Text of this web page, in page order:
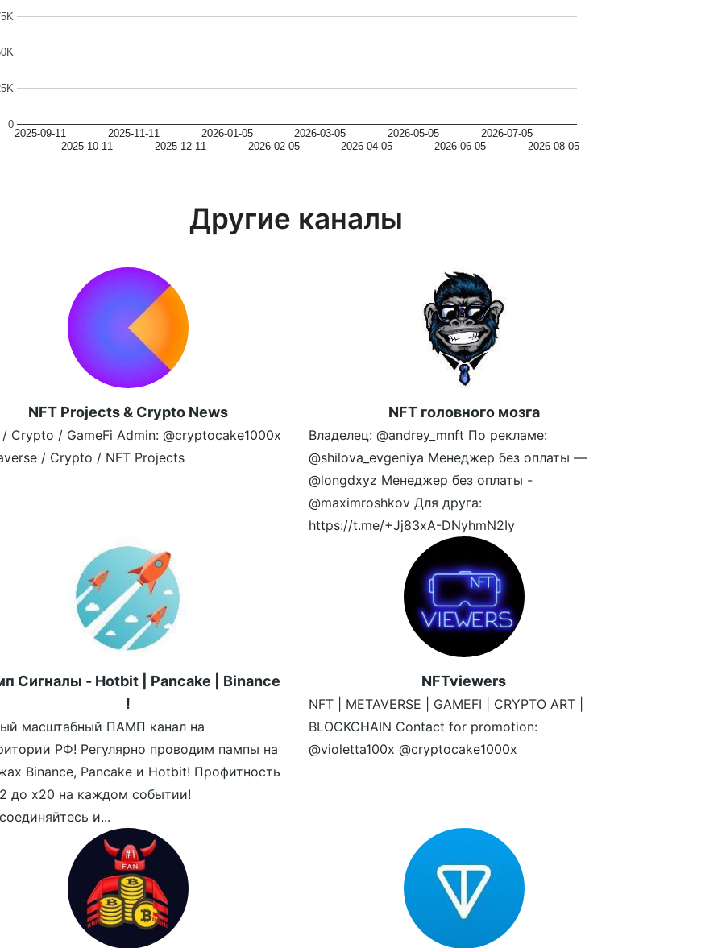
2025-09-11
2025-10-11
2025-11-11
2025-12-11
2026-01-05
2026-02-05
2026-03-05
2026-04-05
2026-05-05
2026-06-05
2026-07-05
2026-08-05
0
Другие каналы
NFT Projects & Crypto News
/ Crypto / GameFi Admin: @cryptocake1000x
/ Crypto / NFT Projects
NFT головного мозга
Владелец: @andrey_mnft По рекламе:
@shilova_evgeniya Менеджер без оплаты —
@longdxyz Менеджер без оплаты -
@maximroshkov Для друга:
https://t.me/+Jj83xA-DNyhmN2Iy
Сигналы - Hotbit | Pancake | Binance
!
масштабный ПАМП канал на
РФ! Регулярно проводим пампы на
Binance, Pancake и Hotbit! Профитность
до х20 на каждом событии!
и...
NFTviewers
NFT | METAVERSE | GAMEFI | CRYPTO ART |
BLOCKCHAIN Contact for promotion:
@violetta100x @cryptocake1000x